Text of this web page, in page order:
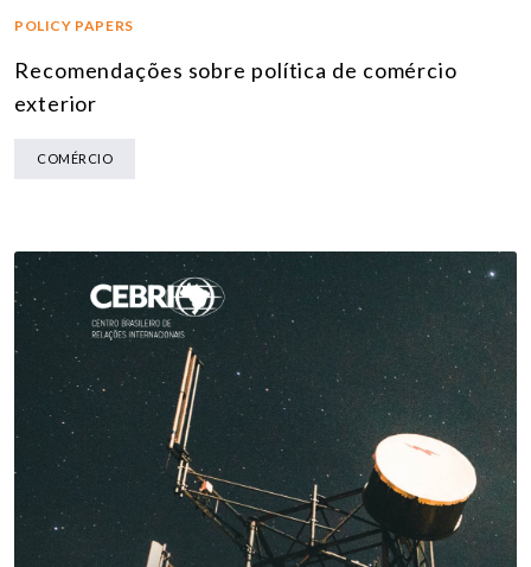
POLICY PAPERS
Recomendações sobre política de comércio
exterior
COMÉRCIO